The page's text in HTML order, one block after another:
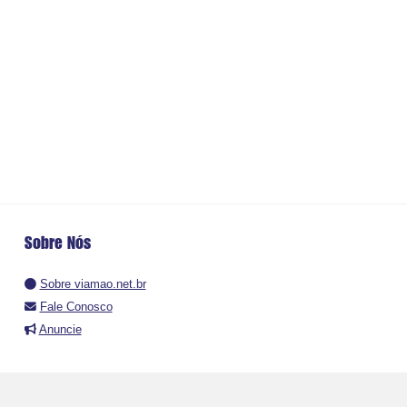
Sobre Nós
Sobre viamao.net.br
Fale Conosco
Anuncie